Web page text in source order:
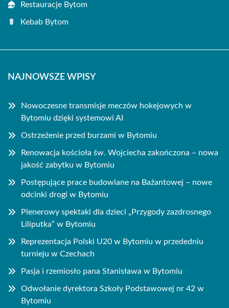
Restauracje Bytom
Kebab Bytom
NAJNOWSZE WPISY
Nowoczesne transmisje meczów hokejowych w
Bytomiu dzięki systemowi AI
Ostrzeżenie przed burzami w Bytomiu
Renowacja kościoła św. Wojciecha zakończona – nowa
jakość zabytku w Bytomiu
Postępujące prace budowlane na Bażantowej – nowe
odcinki drogi w Bytomiu
Plenerowy spektakl dla dzieci „Przygody zazdrosnego
Liliputka” w Bytomiu
Reprezentacja Polski U20 w Bytomiu w przededniu
turnieju w Czechach
Pasja i rzemiosło pana Stanisława w Bytomiu
Odwołanie dyrektora Szkoły Podstawowej nr 42 w
Bytomiu